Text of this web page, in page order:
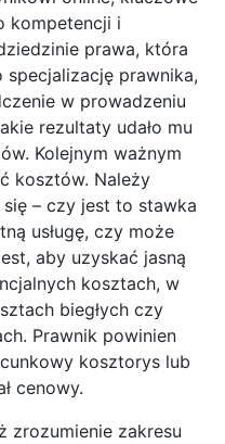
kompetencji i
prawa, która
prawnika,
w prowadzeniu
rezultaty udało mu
Kolejnym ważnym
kosztów. Należy
– czy jest to stawka
usługę, czy może
aby uzyskać jasną
kosztach, w
biegłych czy
Prawnik powinien
kosztorys lub
cenowy.
zrozumienie zakresu